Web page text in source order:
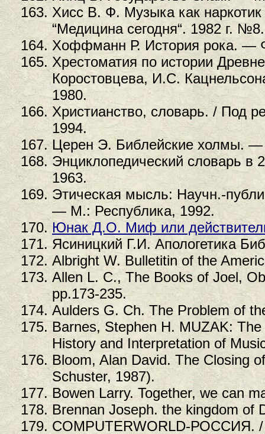
Хисс В. Ф. Музыка как
“Медицина сегодня“. 1982 г. №8.
Хоффманн Р. История рока. —
Хрестоматия по истории
Коростовцева, И.С.
1980.
Христианство, словарь. / Под
1994.
Церен Э. Библейские холмы. —
Энциклопедический словарь
1963.
Этическая мысль: Научн.-
— М.: Республика, 1992.
Юнак Д.О. Миф или
Ясиницкий Г.И. Апологетика
Albright W. Bulletitin of the
Allen L. C., The Books of Joel,
pp.173-235.
Aulders G. Ch. The Problem of
Barnes, Stephen H. MUZAK:
History and Interpretation of
Bloom, Alan David. The Closing
Schuster, 1987).
Bowen Larry. Together, we can
Brennan Joseph. the kingdom of
COMPUTERWORLD-РОССИЯ.